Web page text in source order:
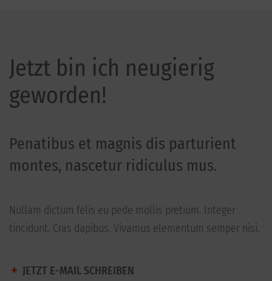
Jetzt bin ich neugierig
geworden!
Penatibus et magnis dis parturient
montes, nascetur ridiculus mus.
Nullam dictum felis eu pede mollis pretium. Integer
tincidunt. Cras dapibus. Vivamus elementum semper nisi.
JETZT E-MAIL SCHREIBEN